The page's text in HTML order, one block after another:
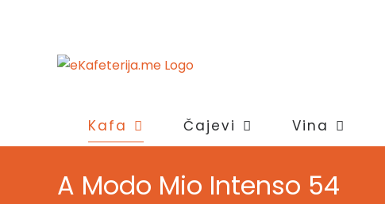
Kafa Čajevi Vina
A Modo Mio Intenso 54